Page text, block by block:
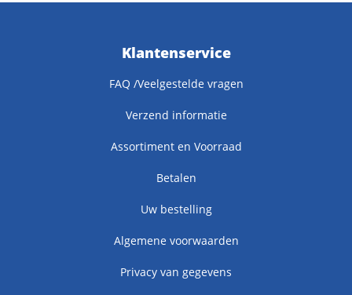
Klantenservice
FAQ /Veelgestelde vragen
Verzend informatie
Assortiment en Voorraad
Betalen
Uw bestelling
Algemene voorwaarden
Privacy van gegevens